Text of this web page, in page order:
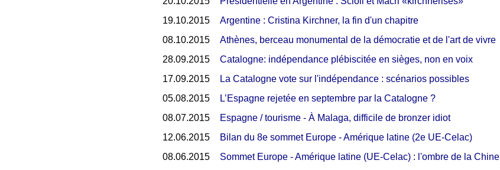
19.10.2015
Argentine : Cristina Kirchner, la fin d'un chapitre
08.10.2015
Athènes, berceau monumental de la démocratie et de l'art de vivre
28.09.2015
Catalogne: indépendance plébiscitée en sièges, non en voix
17.09.2015
La Catalogne vote sur l'indépendance : scénarios possibles
05.08.2015
L’Espagne rejetée en septembre par la Catalogne ?
08.07.2015
Espagne / tourisme - À Malaga, difficile de bronzer idiot
12.06.2015
Bilan du 8e sommet Europe - Amérique latine (2e UE-Celac)
08.06.2015
Sommet Europe - Amérique latine (UE-Celac) : l'ombre de la Chine